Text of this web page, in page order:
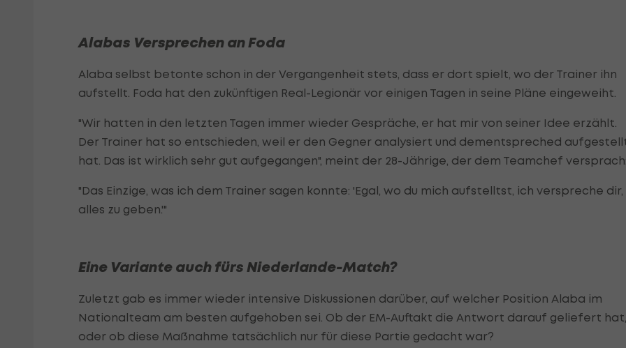
Alabas Versprechen an Foda
Alaba selbst betonte schon in der Vergangenheit stets, dass er dort spielt, wo der Trainer ihn
aufstellt. Foda hat den zukünftigen Real-Legionär vor einigen Tagen in seine Pläne eingeweiht.
"Wir hatten in den letzten Tagen immer wieder Gespräche, er hat mir von seiner Idee erzählt.
Der Trainer hat so entschieden, weil er den Gegner analysiert und dementspreched
hat. Das ist wirklich sehr gut aufgegangen", meint der 28-Jährige, der dem Teamchef
"Das Einzige, was ich dem Trainer sagen konnte: 'Egal, wo du mich aufstelltst, ich verspreche dir,
alles zu geben.'"
Eine Variante auch fürs Niederlande-Match?
Zuletzt gab es immer wieder intensive Diskussionen darüber, auf welcher Position Alaba im
Nationalteam am besten aufgehoben sei. Ob der EM-Auftakt die Antwort darauf geliefert hat,
oder ob diese Maßnahme tatsächlich nur für diese Partie gedacht war?